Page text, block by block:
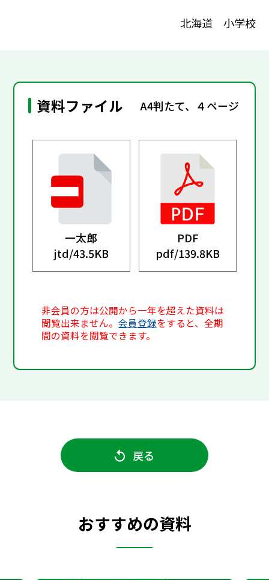
北海道 小学校
資料ファイル A4判たて、４ページ
一太郎
jtd/43.5KB
PDF
pdf/139.8KB
非会員の方は公開から一年を超えた資料は
閲覧出来ません。会員登録をすると、全期
間の資料を閲覧できます。
戻る
おすすめの資料